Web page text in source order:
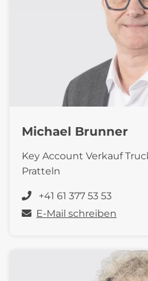
Michael Brunner
Key Account Verkauf
Pratteln
+41 61 377 53 53
E-Mail schreiben